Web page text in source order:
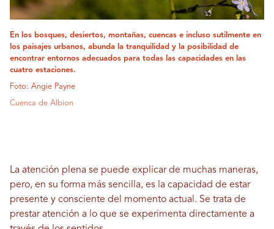
En los bosques, desiertos, montañas, cuencas e incluso sutilmente en
los paisajes urbanos, abunda la tranquilidad y la posibilidad de
encontrar entornos adecuados para todas las capacidades en las
cuatro estaciones.
Foto: Angie Payne
Cuenca de Albion
La atención plena se puede explicar de muchas maneras,
pero, en su forma más sencilla, es la capacidad de estar
presente y consciente del momento actual. Se trata de
prestar atención a lo que se experimenta directamente a